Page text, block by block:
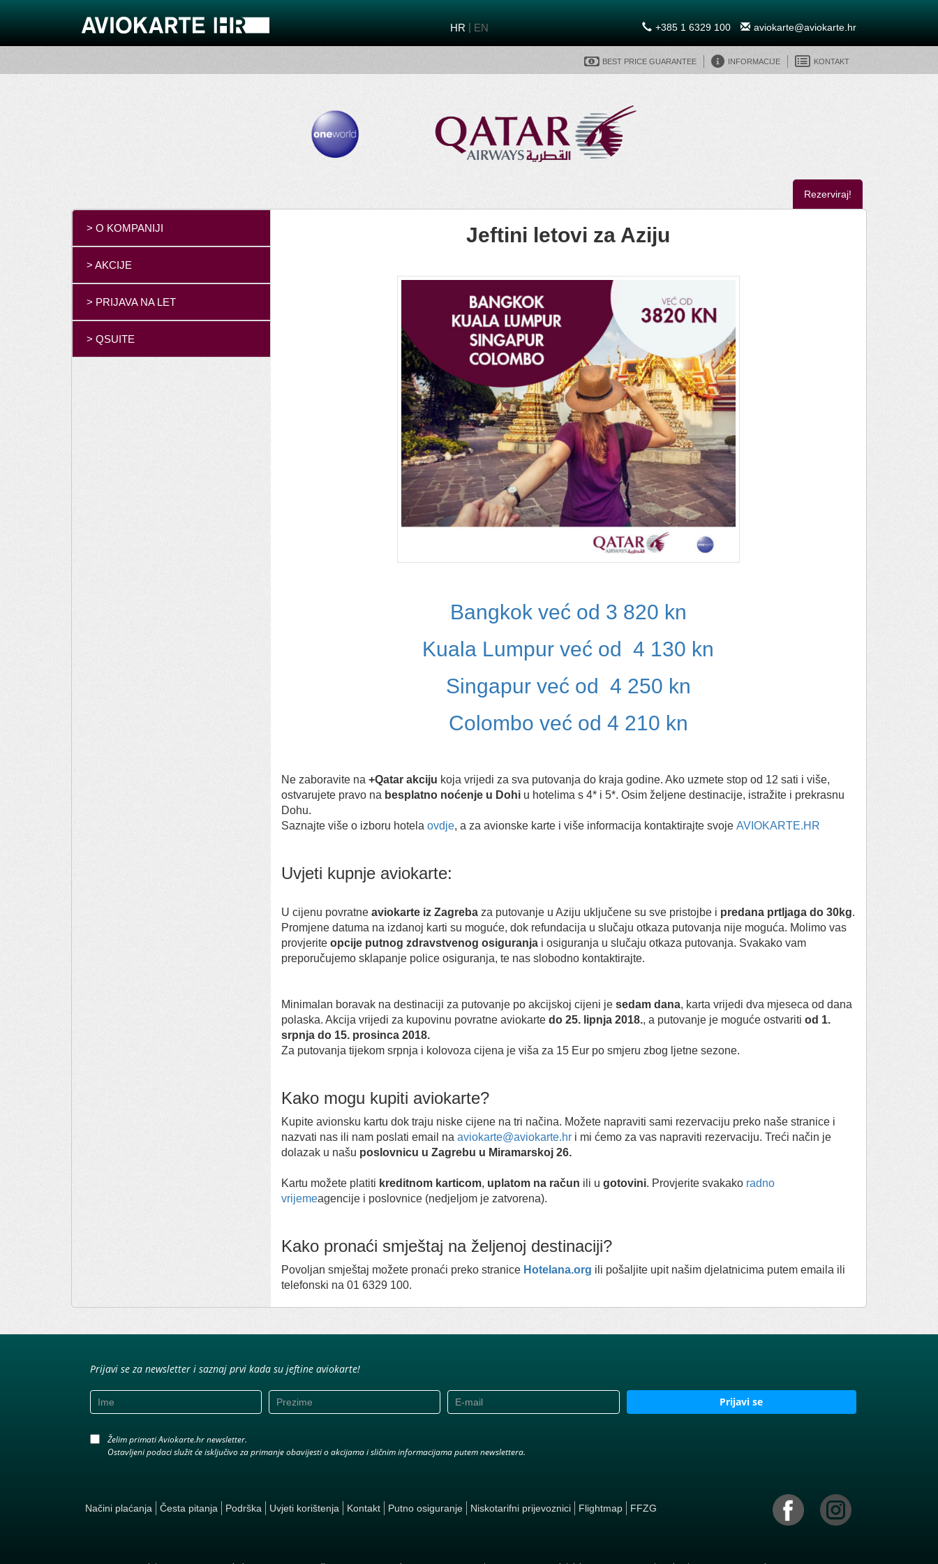
HR | EN aviokarte@aviokarte.hr
+385 1 6329 100
Best Price Guarantee Informacije Kontakt
Rezerviraj!
> O KOMPANIJI
> AKCIJE
> PRIJAVA NA LET
> QSUITE
Jeftini letovi za Aziju
Bangkok već od 3 820 kn
Kuala Lumpur već od 4 130 kn
Singapur već od 4 250 kn
Colombo već od 4 210 kn
Ne zaboravite na +Qatar akciju koja vrijedi za sva putovanja do kraja godine. Ako uzmete stop od 12 sati i više,
ostvarujete pravo na besplatno noćenje u Dohiu hotelima s 4* i 5*. Osim željene destinacije, istražite i prekrasnu
Dohu.
Saznajte više o izboru hotela ovdje, a za avionske karte i više informacija kontaktirajte svoje AVIOKARTE.HR
Uvjeti kupnje aviokarte:
U cijenu povratne aviokarte iz Zagreba za putovanje u Aziju uključene su sve pristojbe i predana prtljaga do 30kg.
Promjene datuma na izdanoj karti su moguće, dok refundacija u slučaju otkaza putovanja nije moguća. Molimo vas
provjeriteopcije putnog zdravstvenog osiguranjai osiguranja u slučaju otkaza putovanja. Svakako vam
preporučujemo sklapanje police osiguranja, te nas slobodno kontaktirajte.
Minimalan boravak na destinaciji za putovanje po akcijskoj cijeni je sedam dana, karta vrijedi dva mjeseca od dana
polaska. Akcija vrijedi za kupovinu povratne aviokarte do 25. lipnja 2018., a putovanje je moguće ostvariti od 1.
srpnja do 15. prosinca 2018.
Za putovanja tijekom srpnja i kolovoza cijena je viša za 15 Eur po smjeru zbog ljetne sezone.
Kako mogu kupiti aviokarte?
Kupite avionsku kartu dok traju niske cijene na tri načina. Možete napraviti sami rezervaciju preko naše stranice i
nazvati nas ili nam poslati email na aviokarte@aviokarte.hri mi ćemo za vas napraviti rezervaciju. Treći način je
dolazak u našu poslovnicu u Zagrebu u Miramarskoj 26.
Kartu možete platiti kreditnom karticom, uplatom na račun ili u gotovini. Provjerite svakako radno
vrijemeagencije i poslovnice (nedjeljom je zatvorena).
Kako pronaći smještaj na željenoj destinaciji?
Povoljan smještaj možete pronaći preko stranice Hotelana.org ili pošaljite upit našim djelatnicima putem emaila ili
telefonski na 01 6329 100.
Prijavi se za newsletter i saznaj prvi kada su jeftine aviokarte!
Prijavi se
Želim primati Aviokarte.hr newsletter.
Ostavljeni podaci služit će isključivo za primanje obavijesti o akcijama i sličnim informacijama putem newslettera.
Načini plaćanja Česta pitanja Podrška Uvjeti korištenja Kontakt Putno osiguranje Niskotarifni prijevoznici Flightmap FFZG